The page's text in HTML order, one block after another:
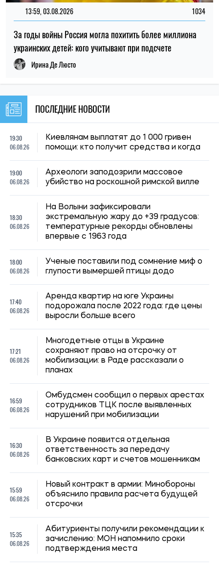
13:59, 03.08.2026 1034
За годы войны Россия могла похитить более миллиона
украинских детей: кого учитывают при подсчете
Ирина Де Люсто
ПОСЛЕДНИЕ НОВОСТИ
19:30
06.08.26
Киевлянам выплатят до 1 000 гривен
помощи: кто получит средства и когда
19:00
06.08.26
Археологи заподозрили массовое
убийство на роскошной римской вилле
18:30
06.08.26
На Волыни зафиксировали
экстремальную жару до +39 градусов:
температурные рекорды обновлены
впервые с 1963 года
18:00
06.08.26
Ученые поставили под сомнение миф о
глупости вымершей птицы додо
17:40
06.08.26
Аренда квартир на юге Украины
подорожала после 2022 года: где цены
выросли больше всего
17:21
06.08.26
Многодетные отцы в Украине
сохраняют право на отсрочку от
мобилизации: в Раде рассказали о
планах
16:59
06.08.26
Омбудсмен сообщил о первых арестах
сотрудников ТЦК после выявленных
нарушений при мобилизации
16:30
06.08.26
В Украине появится отдельная
ответственность за передачу
банковских карт и счетов мошенникам
15:59
06.08.26
Новый контракт в армии: Минобороны
объяснило правила расчета будущей
отсрочки
15:35
06.08.26
Абитуриенты получили рекомендации к
зачислению: МОН напомнило сроки
подтверждения места